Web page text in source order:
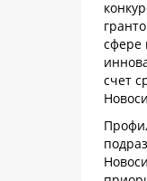
сфере
счет